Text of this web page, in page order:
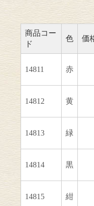
商品コー
ド
色 価
14811 赤
14812 黄
14813 緑
14814 黒
14815 紺